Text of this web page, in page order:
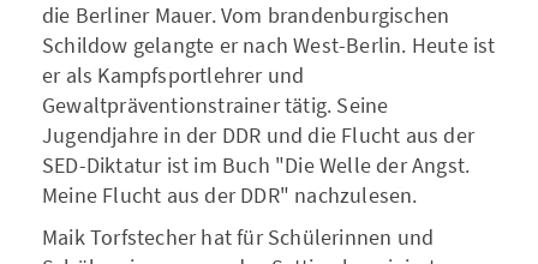
die Berliner Mauer. Vom brandenburgischen
Schildow gelangte er nach West-Berlin. Heute ist
er als Kampfsportlehrer und
Gewaltpräventionstrainer tätig. Seine
Jugendjahre in der DDR und die Flucht aus der
SED-Diktatur ist im Buch "Die Welle der Angst.
Meine Flucht aus der DDR" nachzulesen.
Maik Torfstecher hat für Schülerinnen und